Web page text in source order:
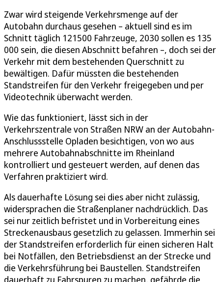
Zwar wird steigende Verkehrsmenge auf der
Autobahn durchaus gesehen – aktuell sind es im
Schnitt täglich 121500 Fahrzeuge, 2030 sollen es 135
000 sein, die diesen Abschnitt befahren –, doch sei der
Verkehr mit dem bestehenden Querschnitt zu
bewältigen. Dafür müssten die bestehenden
Standstreifen für den Verkehr freigegeben und per
Videotechnik überwacht werden.
Wie das funktioniert, lässt sich in der
Verkehrszentrale von Straßen NRW an der Autobahn-
Anschlussstelle Opladen besichtigen, von wo aus
mehrere Autobahnabschnitte im Rheinland
kontrolliert und gesteuert werden, auf denen das
Verfahren praktiziert wird.
Als dauerhafte Lösung sei dies aber nicht zulässig,
widersprachen die Straßenplaner nachdrücklich. Das
sei nur zeitlich befristet und in Vorbereitung eines
Streckenausbaus gesetzlich zu gelassen. Immerhin sei
der Standstreifen erforderlich für einen sicheren Halt
bei Notfällen, den Betriebsdienst an der Strecke und
die Verkehrsführung bei Baustellen. Standstreifen
dauerhaft zu Fahrspuren zu machen, gefährde die